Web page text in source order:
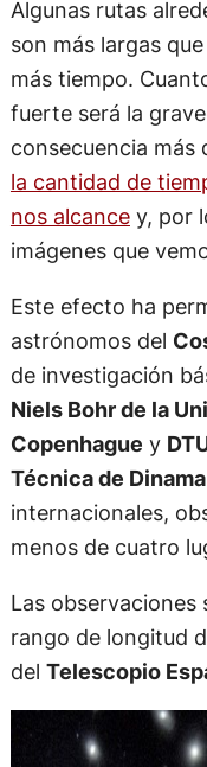
Algunas rutas
son más largas
más tiempo.
fuerte será la
consecuencia más
la cantidad de
nos alcancey, por
imágenes que
Este efecto ha
astrónomos del
de investigación
Niels Bohr de la
Copenhague y
Técnica de
internacionales,
menos de cuatro
Las observaciones
rango de longitud
del Telescopio